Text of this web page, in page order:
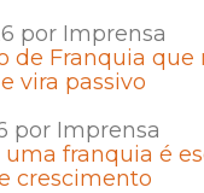
por Imprensa
de Franquia que
vira passivo
por Imprensa
uma franquia é
crescimento